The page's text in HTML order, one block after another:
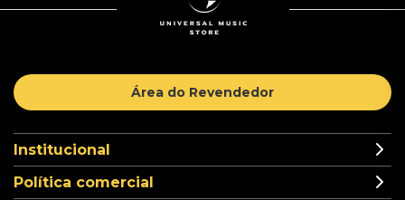
Área do Revendedor
Institucional
Política comercial